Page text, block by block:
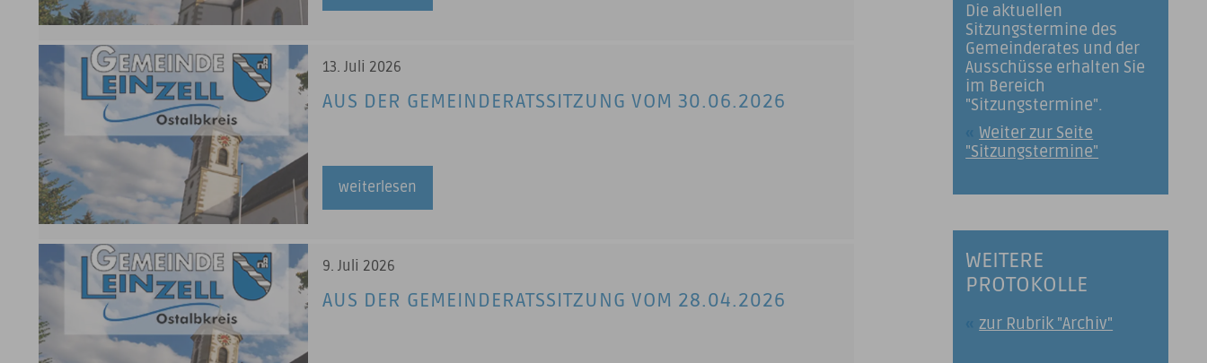
13. Juli 2026
AUS DER GEMEINDERATSSITZUNG VOM 30.06.2026
weiterlesen
9. Juli 2026
AUS DER GEMEINDERATSSITZUNG VOM 28.04.2026
Die aktuellen
Sitzungstermine des
Gemeinderates und der
Ausschüsse erhalten Sie
im Bereich
"Sitzungstermine".
Weiter zur Seite
"Sitzungstermine"
WEITERE
PROTOKOLLE
zur Rubrik "Archiv"